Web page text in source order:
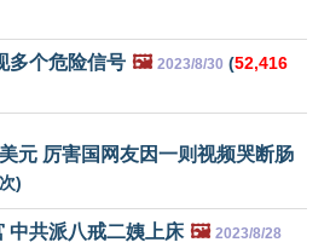
多个危险信号 🖼️ 2023/8/30 (52,416
元 厉害国网友因一则视频哭断肠
次)
中共派八戒二姨上床 🖼️ 2023/8/28